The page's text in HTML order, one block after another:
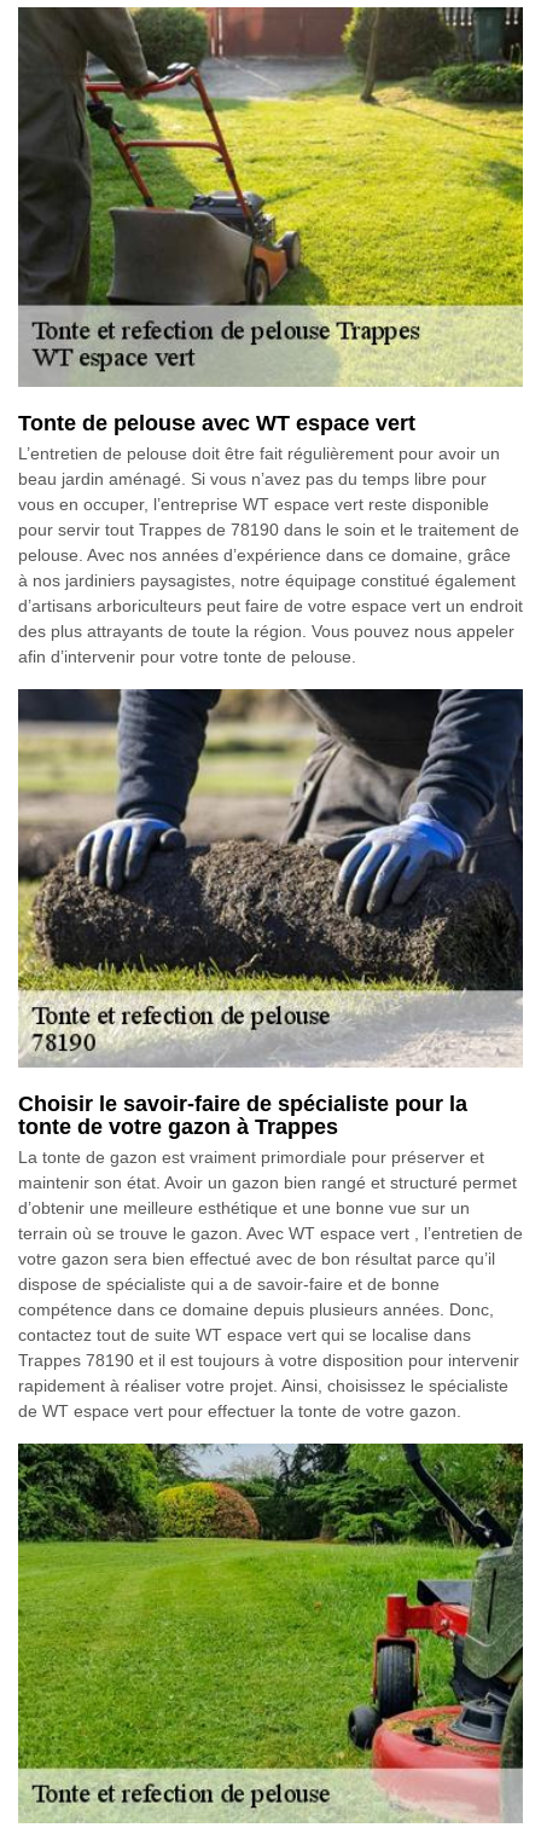
Tonte de pelouse avec WT espace vert
L’entretien de pelouse doit être fait régulièrement pour avoir un
beau jardin aménagé. Si vous n’avez pas du temps libre pour
vous en occuper, l’entreprise WT espace vert reste disponible
pour servir tout Trappes de 78190 dans le soin et le traitement de
pelouse. Avec nos années d’expérience dans ce domaine, grâce
à nos jardiniers paysagistes, notre équipage constitué également
d’artisans arboriculteurs peut faire de votre espace vert un endroit
des plus attrayants de toute la région. Vous pouvez nous appeler
afin d’intervenir pour votre tonte de pelouse.
Choisir le savoir-faire de spécialiste pour la
tonte de votre gazon à Trappes
La tonte de gazon est vraiment primordiale pour préserver et
maintenir son état. Avoir un gazon bien rangé et structuré permet
d’obtenir une meilleure esthétique et une bonne vue sur un
terrain où se trouve le gazon. Avec WT espace vert , l’entretien de
votre gazon sera bien effectué avec de bon résultat parce qu’il
dispose de spécialiste qui a de savoir-faire et de bonne
compétence dans ce domaine depuis plusieurs années. Donc,
contactez tout de suite WT espace vert qui se localise dans
Trappes 78190 et il est toujours à votre disposition pour intervenir
rapidement à réaliser votre projet. Ainsi, choisissez le spécialiste
de WT espace vert pour effectuer la tonte de votre gazon.